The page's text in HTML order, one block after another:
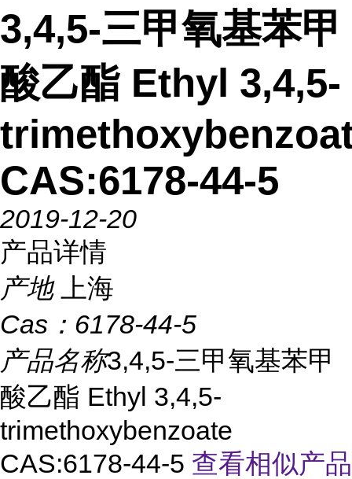
3,4,5-三甲氧基苯甲
酸乙酯 Ethyl 3,4,5-
CAS:6178-44-5
2019-12-20
产品详情
产地
上海
Cas： 6178-44-5
产品名称3,4,5-三甲氧基苯甲
酸乙酯 Ethyl 3,4,5-
trimethoxybenzoate
CAS:6178-44-5 查看相似产品